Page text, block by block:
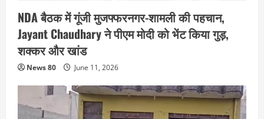
NDA बैठक में गूंजी मुजफ्फरनगर-शामली की पहचान,
Jayant Chaudhary ने पीएम मोदी को भेंट किया गुड़,
शक्कर और खांड
News 80 June 11, 2026